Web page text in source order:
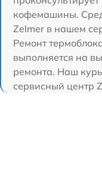
кофемашины.
Zelmer в нашем
Ремонт
выполняется на
ремонта. Наш
сервисный центр